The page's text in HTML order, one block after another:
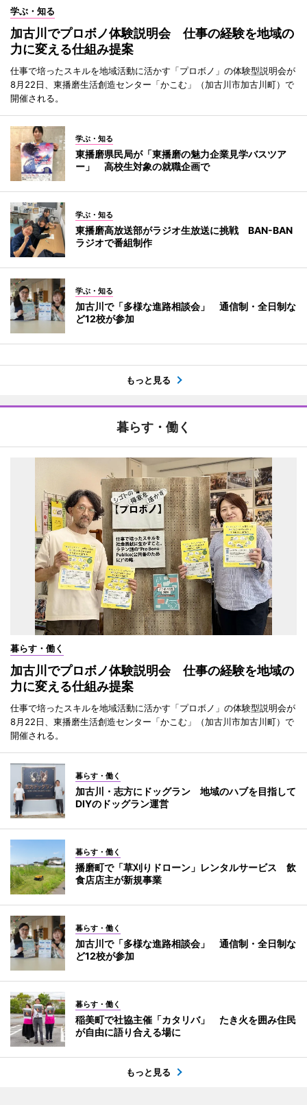
学ぶ・知る
加古川でプロボノ体験説明会 仕事の経験を地域の
力に変える仕組み提案
仕事で培ったスキルを地域活動に活かす「プロボノ」の体験型説明会が
8月22日、東播磨生活創造センター「かこむ」（加古川市加古川町）で
開催される。
学ぶ・知る
東播磨県民局が「東播磨の魅力企業見学バスツア
ー」 高校生対象の就職企画で
学ぶ・知る
東播磨高放送部がラジオ生放送に挑戦 BAN-BAN
ラジオで番組制作
学ぶ・知る
加古川で「多様な進路相談会」 通信制・全日制な
ど12校が参加
もっと見る
暮らす・働く
暮らす・働く
加古川でプロボノ体験説明会 仕事の経験を地域の
力に変える仕組み提案
仕事で培ったスキルを地域活動に活かす「プロボノ」の体験型説明会が
8月22日、東播磨生活創造センター「かこむ」（加古川市加古川町）で
開催される。
暮らす・働く
加古川・志方にドッグラン 地域のハブを目指して
DIYのドッグラン運営
暮らす・働く
播磨町で「草刈りドローン」レンタルサービス 飲
食店店主が新規事業
暮らす・働く
加古川で「多様な進路相談会」 通信制・全日制な
ど12校が参加
暮らす・働く
稲美町で社協主催「カタリバ」 たき火を囲み住民
が自由に語り合える場に
もっと見る